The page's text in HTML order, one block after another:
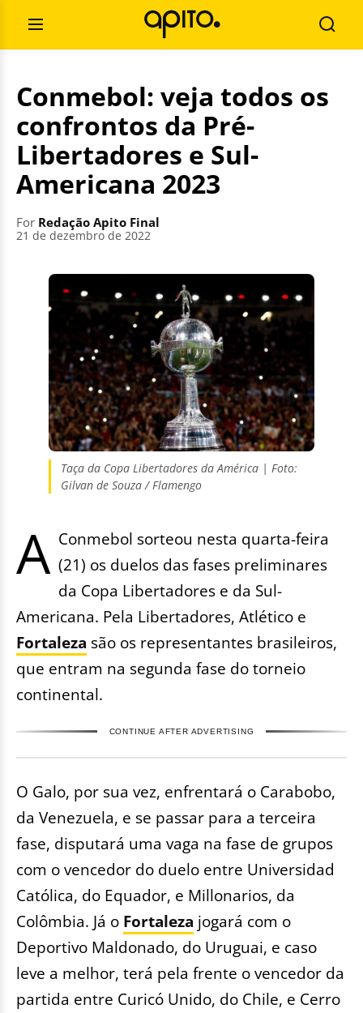
contentOpen
Menu
for:
Conmebol: veja todos os
confrontos da Pré-
Libertadores e Sul-
Americana 2023
For Redação Apito Final
21 de dezembro de 2022
Taça da Copa Libertadores da América | Foto:
Gilvan de Souza / Flamengo
A Conmebol sorteou nesta quarta-feira
(21) os duelos das fases preliminares
da Copa Libertadores e da Sul-
Americana. Pela Libertadores, Atlético e
Fortaleza são os representantes brasileiros,
que entram na segunda fase do torneio
continental.
CONTINUE AFTER ADVERTISING
O Galo, por sua vez, enfrentará o Carabobo,
da Venezuela, e se passar para a terceira
fase, disputará uma vaga na fase de grupos
com o vencedor do duelo entre Universidad
Católica, do Equador, e Millonarios, da
Colômbia. Já o Fortaleza jogará com o
Deportivo Maldonado, do Uruguai, e caso
leve a melhor, terá pela frente o vencedor da
partida entre Curicó Unido, do Chile, e Cerro